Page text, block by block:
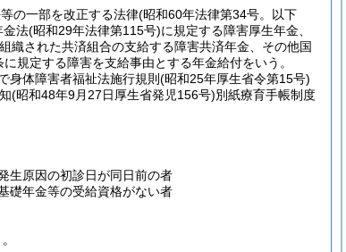
の一部を改正する法律(昭和60年法律第34号。以下
金法(昭和29年法律第115号)に規定する障害厚生年金、
織された共済組合の支給する障害共済年金、その他国
に規定する障害を支給事由とする年金給付をいう。
身体障害者福祉法施行規則 (昭和25年厚生省令第15号)
(昭和48年9月27日厚生省発児156号)別紙療育手帳制度
生原因の初診日が同日前の者
礎年金等の受給資格がない者